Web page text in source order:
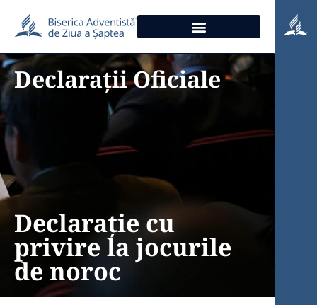
Declarații Oficiale
Declarație cu
privire la jocurile
de noroc